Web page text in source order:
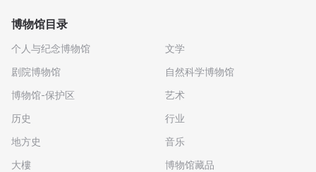
博物馆目录
个人与纪念博物馆
剧院博物馆
博物馆-保护区
历史
地方史
大樓
文学
自然科学博物馆
艺术
行业
音乐
博物馆藏品